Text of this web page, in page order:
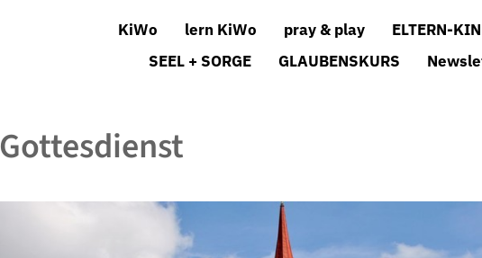
KiWo lern KiWo pray & play ELTERN-
SEEL + SORGE
GLAUBENSKURS
Gottesdienst